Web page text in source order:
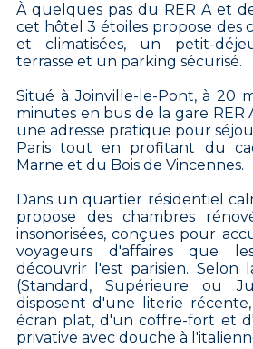
À quelques pas du RER A et
cet hôtel 3 étoiles propose des
et climatisées, un petit-
terrasse et un parking sécurisé.
Situé à Joinville-le-Pont, à 20
minutes en bus de la gare RER
une adresse pratique pour
Paris tout en profitant du
Marne et du Bois de Vincennes.
Dans un quartier résidentiel
propose des chambres
insonorisées, conçues pour
voyageurs d'affaires que
découvrir l'est parisien. Selon
(Standard, Supérieure ou
disposent d'une literie
écran plat, d'un coffre-fort et
privative avec douche à